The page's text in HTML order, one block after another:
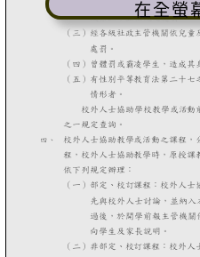
在全螢